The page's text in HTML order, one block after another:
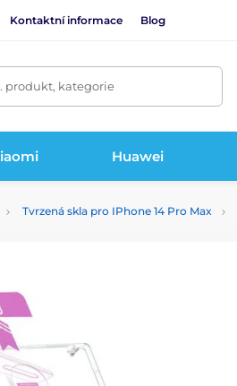
Kontaktní informace Blog
produkt, kategorie
Huawei
Tvrzená skla pro IPhone 14 Pro Max